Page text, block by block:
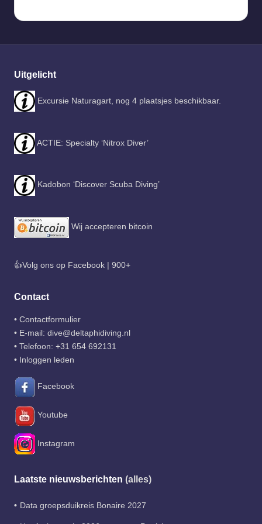
Uitgelicht
Excursie Naturagart, nog 4 plaatsjes beschikbaar.
ACTIE: Specialty ‘Nitrox Diver’
Kadobon ‘Discover Scuba Diving’
Wij accepteren bitcoin
👍Volg ons op Facebook | 900+
Contact
• Contactformulier
• E-mail: dive@deltaphidiving.nl
• Telefoon: +31 654 692131
• Inloggen leden
Facebook
Youtube
Instagram
Laatste nieuwsberichten (alles)
Data groepsduikreis Bonaire 2027